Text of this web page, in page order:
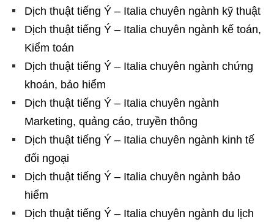
Dịch thuật tiếng Ý – Italia chuyên ngành kỹ thuật
Dịch thuật tiếng Ý – Italia chuyên ngành kế toán,
Kiểm toán
Dịch thuật tiếng Ý – Italia chuyên ngành chứng
khoán, bảo hiểm
Dịch thuật tiếng Ý – Italia chuyên ngành
Marketing, quảng cáo, truyền thông
Dịch thuật tiếng Ý – Italia chuyên ngành kinh tế
đối ngoại
Dịch thuật tiếng Ý – Italia chuyên ngành bảo
hiểm
Dịch thuật tiếng Ý – Italia chuyên ngành du lịch